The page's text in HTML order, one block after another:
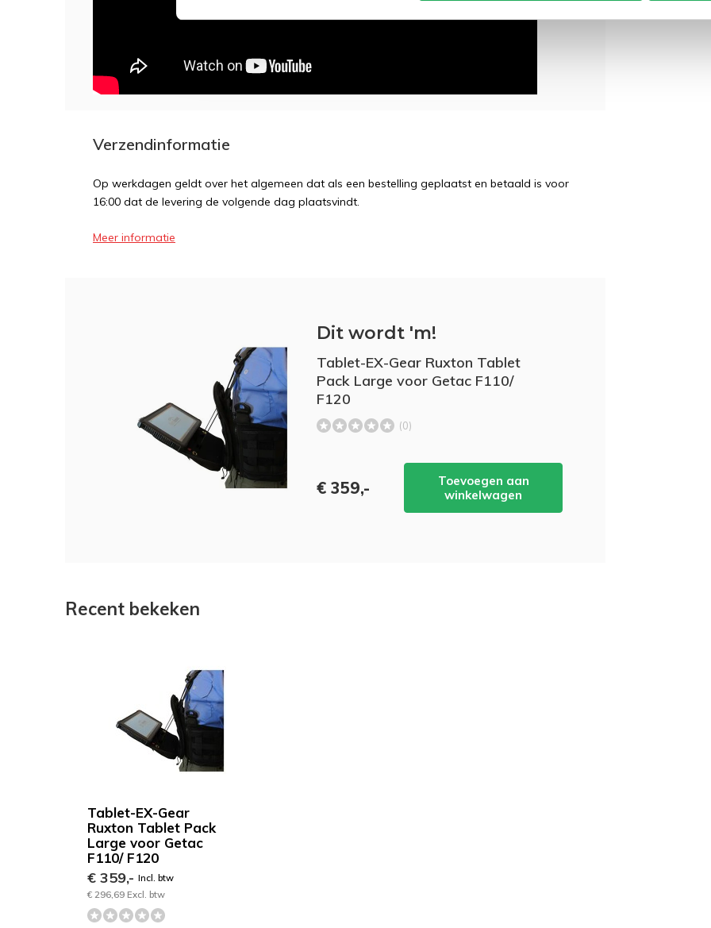
Verzendinformatie
Op werkdagen geldt over het algemeen dat als een bestelling geplaatst en betaald is voor
16:00 dat de levering de volgende dag plaatsvindt.
Meer informatie
Dit wordt 'm!
Tablet-EX-Gear Ruxton Tablet
Pack Large voor Getac F110/
F120
(0)
€ 359,-
Toevoegen aan
winkelwagen
Recent bekeken
Tablet-EX-Gear
Ruxton Tablet Pack
Large voor Getac
F110/ F120
€ 359,- Incl. btw
€ 296,69 Excl. btw